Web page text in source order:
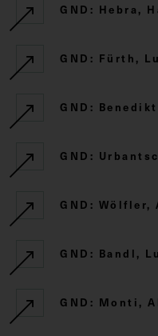
GND: Hebra,
GND: Fürth,
GND:
GND:
GND: Wölfler,
GND: Bandl,
GND: Monti,